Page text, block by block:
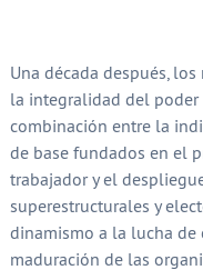
Una década después,
la integralidad del poder
combinación entre la
de base fundados en el
trabajador y el
superestructurales y
dinamismo a la lucha de
maduración de las